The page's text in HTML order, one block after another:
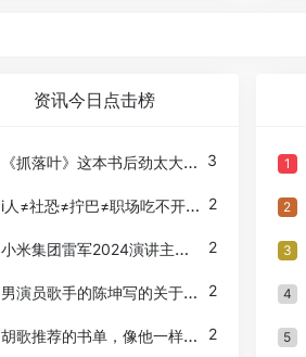
资讯今日点击榜
《抓落叶》这本书后劲太大了！ 3
i人≠社恐≠拧巴≠职场吃不开，终于有人替i人发声了！ 2
小米集团雷军2024演讲主题《勇气》书单推荐 2
男演员歌手的陈坤写的关于西藏的书 2
胡歌推荐的书单，像他一样狠狠提升自己吧！ 2
1
2
3
4
5